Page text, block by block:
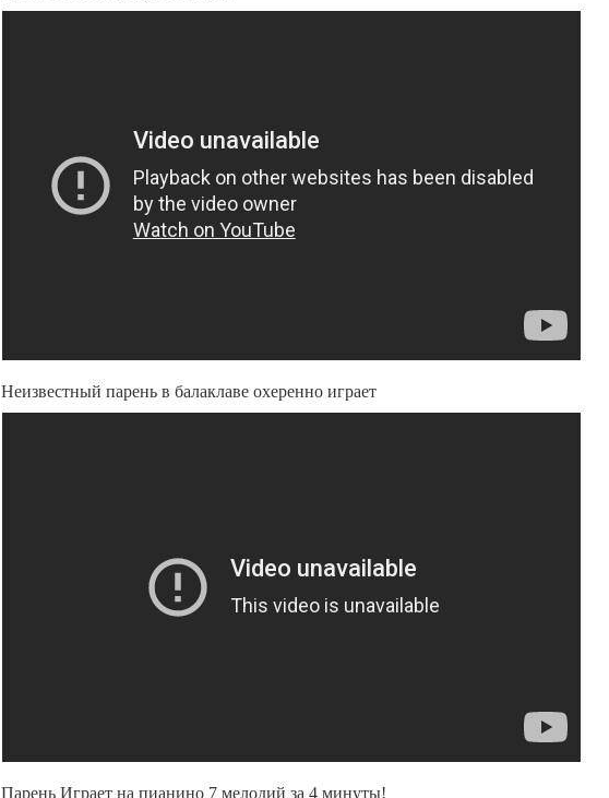
Неизвестный парень в балаклаве охеренно играет
Парень Играет на пианино 7 мелодий за 4 минуты!